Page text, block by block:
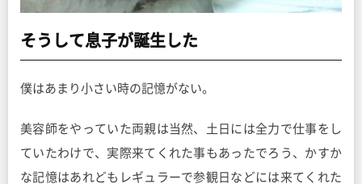
そうして息子が誕生した
僕はあまり小さい時の記憶がない。
美容師をやっていた両親は当然、土日には全力で仕事をし
ていたわけで、実際来てくれた事もあったでろう、かすか
な記憶はあれどもレギュラーで参観日などには来てくれた